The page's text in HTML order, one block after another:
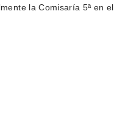
la Comisaría 5ª en el